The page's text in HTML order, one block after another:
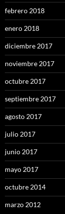
febrero 2018
enero 2018
diciembre 2017
noviembre 2017
octubre 2017
septiembre 2017
agosto 2017
julio 2017
junio 2017
mayo 2017
octubre 2014
marzo 2012